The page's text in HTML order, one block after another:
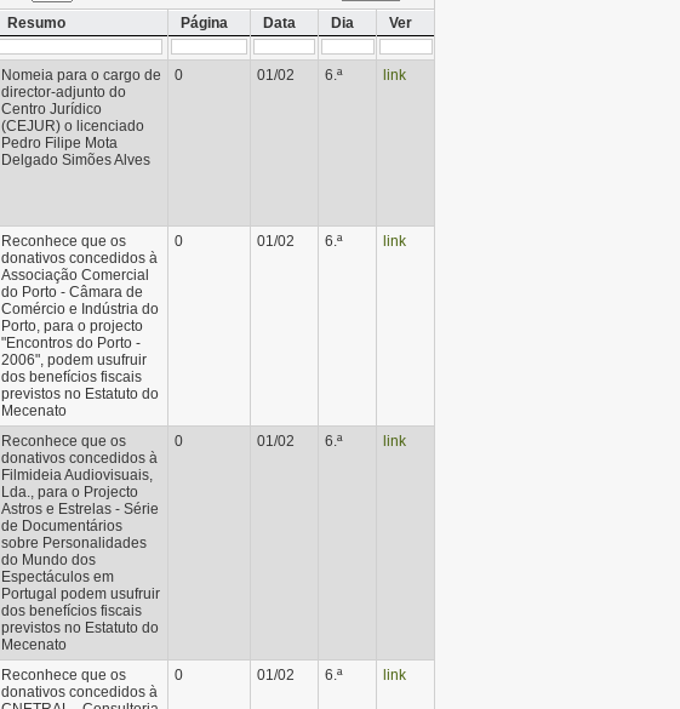
Resumo Página Data Dia Ver
Nomeia para o cargo de
director-adjunto do
Centro Jurídico
(CEJUR) o licenciado
Pedro Filipe Mota
Delgado Simões Alves
0 01/02 6.ª link
Reconhece que os
donativos concedidos à
Associação Comercial
do Porto - Câmara de
Comércio e Indústria do
Porto, para o projecto
"Encontros do Porto -
2006", podem usufruir
dos benefícios fiscais
previstos no Estatuto do
Mecenato
0 01/02 6.ª link
Reconhece que os
donativos concedidos à
Filmideia Audiovisuais,
Lda., para o Projecto
Astros e Estrelas - Série
de Documentários
sobre Personalidades
do Mundo dos
Espectáculos em
Portugal podem usufruir
dos benefícios fiscais
previstos no Estatuto do
Mecenato
0 01/02 6.ª link
Reconhece que os
donativos concedidos à
0 01/02 6.ª link